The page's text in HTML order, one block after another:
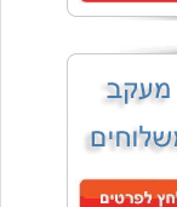
- לבן